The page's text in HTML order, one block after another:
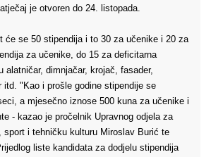
je otvoren do 24. listopada.
će se 50 stipendija i to 30 za učenike i 20 za
za učenike, do 15 za deficitarna
alatničar, dimnjačar, krojač, fasader,
itd. "Kao i prošle godine stipendije se
a mjesečno iznose 500 kuna za učenike i
- kazao je pročelnik Upravnog odjela za
sport i tehničku kulturu Miroslav Burić te
liste kandidata za dodjelu stipendija